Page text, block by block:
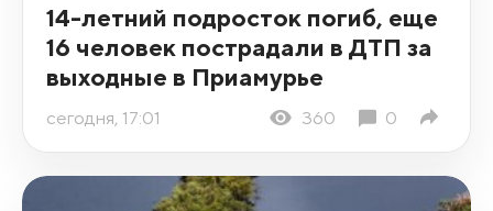
14-летний подросток погиб, еще
16 человек пострадали в ДТП за
выходные в Приамурье
сегодня, 17:01 360 0